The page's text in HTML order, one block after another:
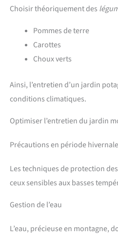
Choisir théoriquement des
Pommes de terre
Carottes
Choux verts
Ainsi, l’entretien d’un jardin
conditions climatiques.
Optimiser l’entretien du jardin
Précautions en période hivernale
Les techniques de protection
ceux sensibles aux basses
Gestion de l’eau
L’eau, précieuse en montagne,